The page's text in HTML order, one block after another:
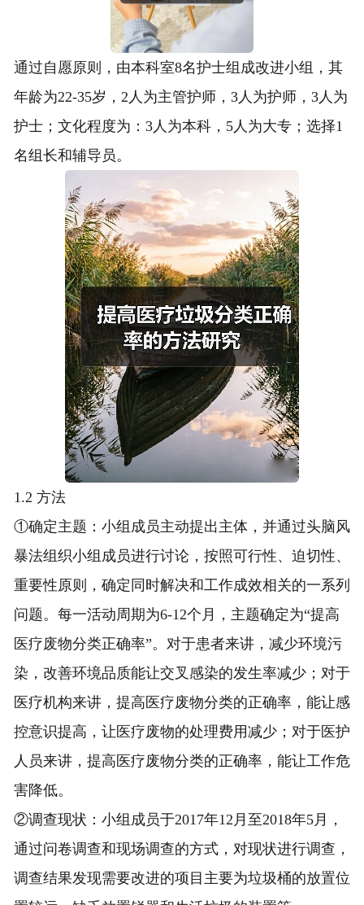
通过自愿原则，由本科室8名护士组成改进小组，其
年龄为22-35岁，2人为主管护师，3人为护师，3人为
护士；文化程度为：3人为本科，5人为大专；选择1
名组长和辅导员。
1.2 方法
①确定主题：小组成员主动提出主体，并通过头脑风
暴法组织小组成员进行讨论，按照可行性、迫切性、
重要性原则，确定同时解决和工作成效相关的一系列
问题。每一活动周期为6-12个月，主题确定为“提高
医疗废物分类正确率”。对于患者来讲，减少环境污
染，改善环境品质能让交叉感染的发生率减少；对于
医疗机构来讲，提高医疗废物分类的正确率，能让感
控意识提高，让医疗废物的处理费用减少；对于医护
人员来讲，提高医疗废物分类的正确率，能让工作危
害降低。
②调查现状：小组成员于2017年12月至2018年5月，
通过问卷调查和现场调查的方式，对现状进行调查，
调查结果发现需要改进的项目主要为垃圾桶的放置位